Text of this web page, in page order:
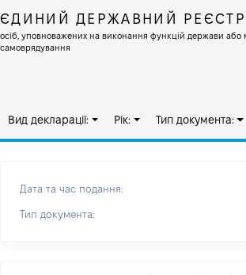
ЄДИНИЙ ДЕРЖАВНИЙ РЕЄСТР
осіб, уповноважених на виконання функцій держави або
самоврядування
Вид декларації: Рік: Тип документа:
Дата та час подання:
Тип документа: